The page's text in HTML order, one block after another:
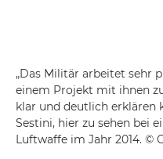
„Das Militär arbeitet sehr
einem Projekt mit ihnen
klar und deutlich erklären
Sestini, hier zu sehen bei
Luftwaffe im Jahr 2014. ©